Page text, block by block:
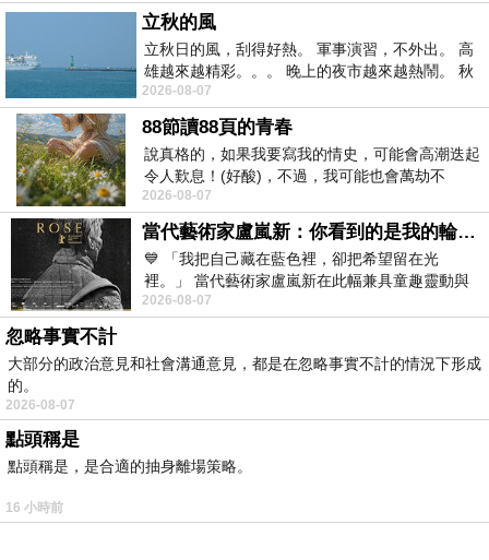
立秋的風
立秋日的風，刮得好熱。 軍事演習，不外出。 高
雄越來越精彩。。。 晚上的夜市越來越熱鬧。 秋
天的風刮得很熱 夜遊消暑熱。。。
2026-08-07
88節讀88頁的青春
說真格的，如果我要寫我的情史，可能會高潮迭起
令人歎息！(好酸)，不過，我可能也會萬劫不
復...，每天跪鍵盤還是被判了花心的罪
2026-08-07
當代藝術家盧嵐新：你看到的是我的輪廓，還是你的故事？——藏在藍色裡的希望與光
💙 「我把自己藏在藍色裡，卻把希望留在光
裡。」 當代藝術家盧嵐新在此幅兼具童趣靈動與
抽象韻味的新作中，用湛藍的羽翼般色塊包覆著
2026-08-07
忽略事實不計
大部分的政治意見和社會溝通意見，都是在忽略事實不計的情況下形成
的。
2026-08-07
點頭稱是
點頭稱是，是合適的抽身離場策略。
16 小時前